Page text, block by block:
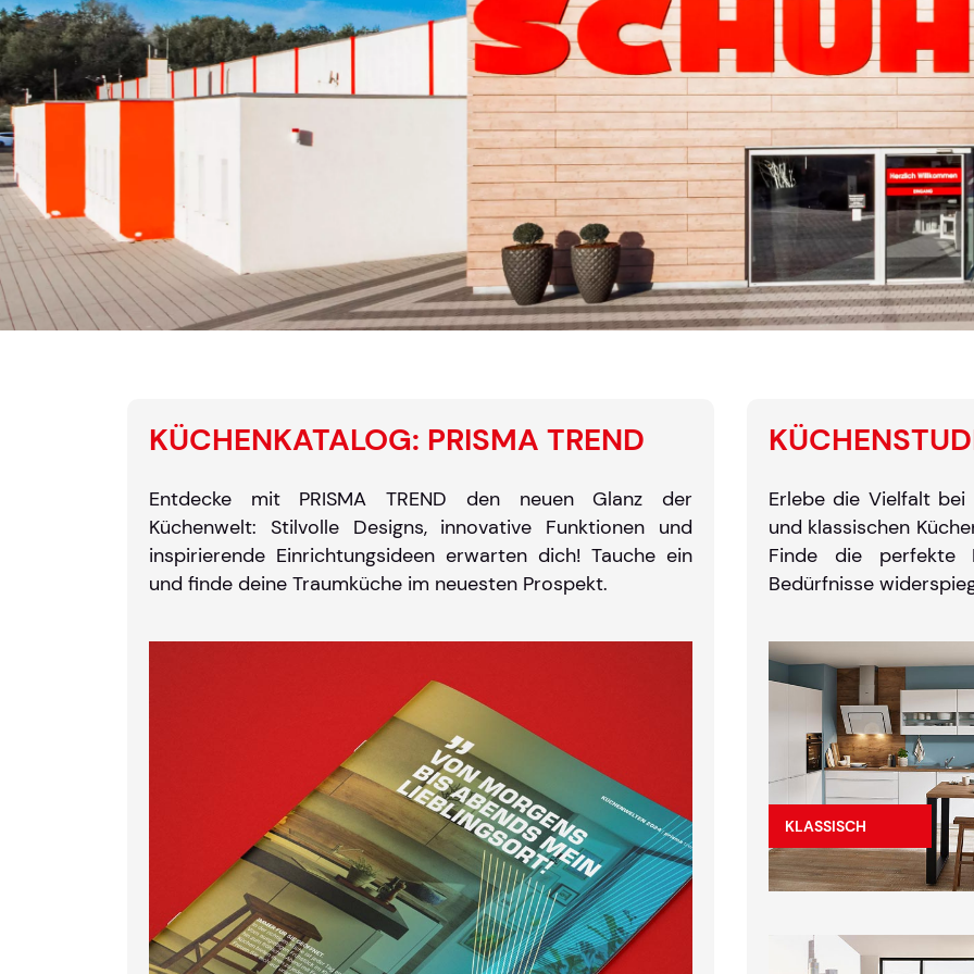
KÜCHENKATALOG: PRISMA TREND
Entdecke mit PRISMA TREND den neuen Glanz der
Küchenwelt: Stilvolle Designs, innovative Funktionen und
inspirierende Einrichtungsideen erwarten dich! Tauche ein
und finde deine Traumküche im neuesten Prospekt.
Erlebe die Vielfalt bei
und klassischen
Finde die perfekte
Bedürfnisse
KLASSISCH